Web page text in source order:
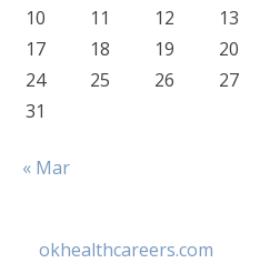
10
11 12 13
17
18 19 20
24
25 26 27
31
« Mar
okhealthcareers.com